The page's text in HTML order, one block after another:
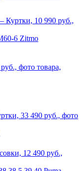
6 Zitmo